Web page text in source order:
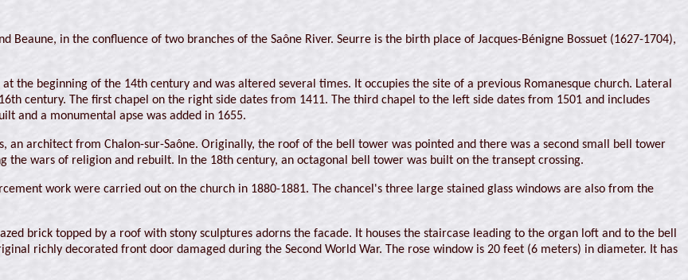
in the confluence of two branches of the Saône River. Seurre is the birth place of Jacques-Bénigne Bossuet (1627-1704),
the beginning of the 14th century and was altered several times. It occupies the site of a previous Romanesque church. Lateral
century. The first chapel on the right side dates from 1411. The third chapel to the left side dates from 1501 and includes
and a monumental apse was added in 1655.
an architect from Chalon-sur-Saône. Originally, the roof of the bell tower was pointed and there was a second small bell tower
the wars of religion and rebuilt. In the 18th century, an octagonal bell tower was built on the transept crossing.
work were carried out on the church in 1880-1881. The chancel's three large stained glass windows are also from the
brick topped by a roof with stony sculptures adorns the facade. It houses the staircase leading to the organ loft and to the bell
richly decorated front door damaged during the Second World War. The rose window is 20 feet (6 meters) in diameter. It has